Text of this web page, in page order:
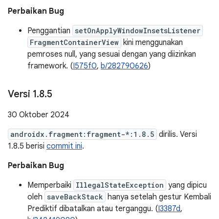
Perbaikan Bug
Penggantian setOnApplyWindowInsetsListener
FragmentContainerView kini menggunakan
pemroses null, yang sesuai dengan yang diizinkan
framework. (I575f0, b/282790626)
Versi 1.8.5
30 Oktober 2024
androidx.fragment:fragment-*:1.8.5 dirilis. Versi
1.8.5 berisi commit ini.
Perbaikan Bug
Memperbaiki IllegalStateException yang dipicu
oleh saveBackStack hanya setelah gestur Kembali
Prediktif dibatalkan atau terganggu. (I3387d,